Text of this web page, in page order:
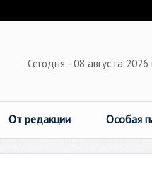
Сегодня - 08 августа 2026
От редакции Особая